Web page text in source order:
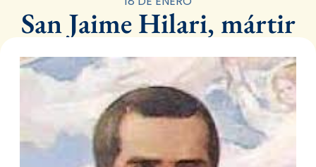
San Jaime Hilari, mártir